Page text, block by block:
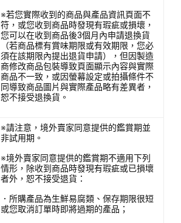
※若您實際收到的商品與產品資訊頁面不
符，或您收到商品時發現有瑕疵或損壞，
您可以在收到商品後3個月內申請退換貨
（若商品標有賞味期限或有效期限，您必
須在該期限內提出退貨申請），但因製造
商修改商品包裝導致頁面顯示內容與實際
商品不一致，或因螢幕設定或拍攝條件不
同導致商品圖片與實際產品略有差異者，
恕不接受退換貨。
※請注意，境外賣家同意提供的鑑賞期並
非試用期。
※境外賣家同意提供的鑑賞期不適用下列
情形，除收到商品時發現有瑕疵或已損壞
者外，恕不接受退貨：
．所購產品為生鮮易腐類、保存期限很短
或您取消訂單時即將過期的產品；